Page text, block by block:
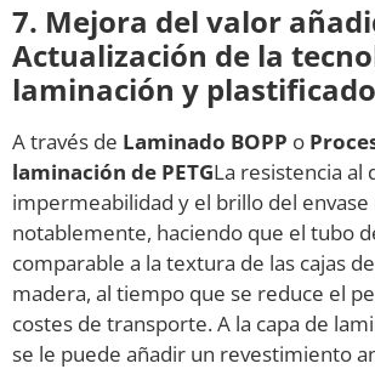
7. Mejora del valor
Actualización de la
laminación y plastificado
A través de Laminado BOPP o
laminación de PETGLa resistencia al
impermeabilidad y el brillo del
notablemente, haciendo que el tubo
comparable a la textura de las cajas
madera, al tiempo que se reduce el
costes de transporte. A la capa de
se le puede añadir un revestimiento